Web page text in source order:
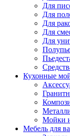
Для
Для
Для
Для
Для
Кухонные
Мойки
Мебель для